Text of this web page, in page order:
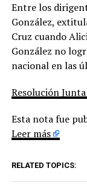
Entre los
González,
Cruz cuando
González no
nacional en las
Resolución
Esta nota fue
Leer más
RELATED TOPICS: